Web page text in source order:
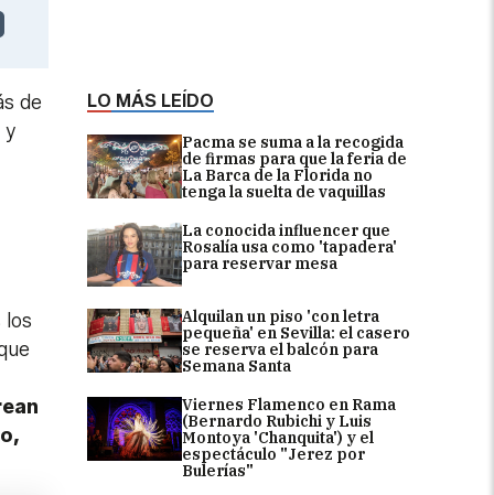
LO MÁS LEÍDO
Pacma se suma a la recogida
de firmas para que la feria de
La Barca de la Florida no
tenga la suelta de vaquillas
La conocida influencer que
Rosalía usa como 'tapadera'
para reservar mesa
Alquilan un piso 'con letra
pequeña' en Sevilla: el casero
se reserva el balcón para
Semana Santa
Viernes Flamenco en Rama
(Bernardo Rubichi y Luis
Montoya 'Chanquita') y el
espectáculo "Jerez por
Bulerías"
de
y
los